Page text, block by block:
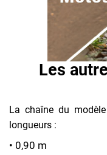
Les
La chaîne du
longueurs :
• 0,90 m